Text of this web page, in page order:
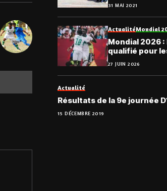
31 MAI 2021
ActualitéMondial
Mondial 2026 :
qualifié pour
de finale
27 JUIN 2026
Actualité
Résultats de la 9e
15 DÉCEMBRE 2019